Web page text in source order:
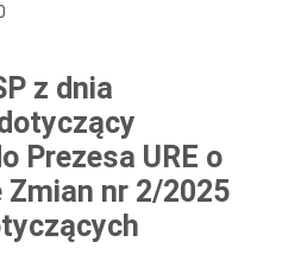
z dnia
Prezesa URE o
nr 2/2025